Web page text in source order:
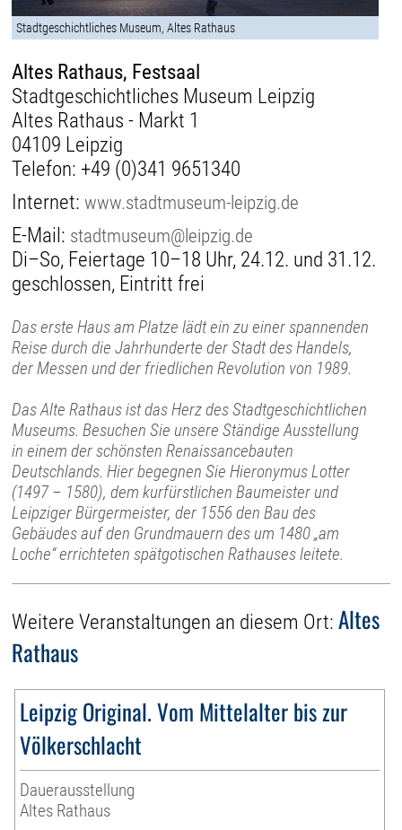
Stadtgeschichtliches Museum, Altes Rathaus
Altes Rathaus, Festsaal
Stadtgeschichtliches Museum Leipzig
Altes Rathaus - Markt 1
04109 Leipzig
Telefon: +49 (0)341 9651340
Internet:www.stadtmuseum-leipzig.de
E-Mail: stadtmuseum@leipzig.de
Di–So, Feiertage 10–18 Uhr, 24.12. und 31.12.
geschlossen, Eintritt frei
Das erste Haus am Platze lädt ein zu einer spannenden
Reise durch die Jahrhunderte der Stadt des Handels,
der Messen und der friedlichen Revolution von 1989.
Das Alte Rathaus ist das Herz des Stadtgeschichtlichen
Museums. Besuchen Sie unsere Ständige Ausstellung
in einem der schönsten Renaissancebauten
Deutschlands. Hier begegnen Sie Hieronymus Lotter
(1497 – 1580), dem kurfürstlichen Baumeister und
Leipziger Bürgermeister, der 1556 den Bau des
Gebäudes auf den Grundmauern des um 1480 „am
Loche“ errichteten spätgotischen Rathauses leitete.
Weitere Veranstaltungen an diesem Ort:Altes
Rathaus
Leipzig Original. Vom Mittelalter bis zur
Völkerschlacht
Dauerausstellung
Altes Rathaus